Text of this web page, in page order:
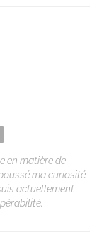
en matière de
ma curiosité
actuellement